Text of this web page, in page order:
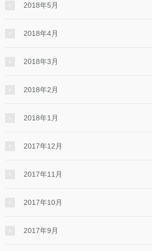
2018年5月
2018年4月
2018年3月
2018年2月
2018年1月
2017年12月
2017年11月
2017年10月
2017年9月